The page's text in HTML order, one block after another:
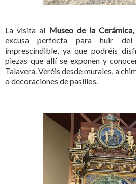
La visita al Museo de la
excusa perfecta para huir
imprescindible, ya que podréis
piezas que allí se exponen y
Talavera. Veréis desde murales, a
o decoraciones de pasillos.